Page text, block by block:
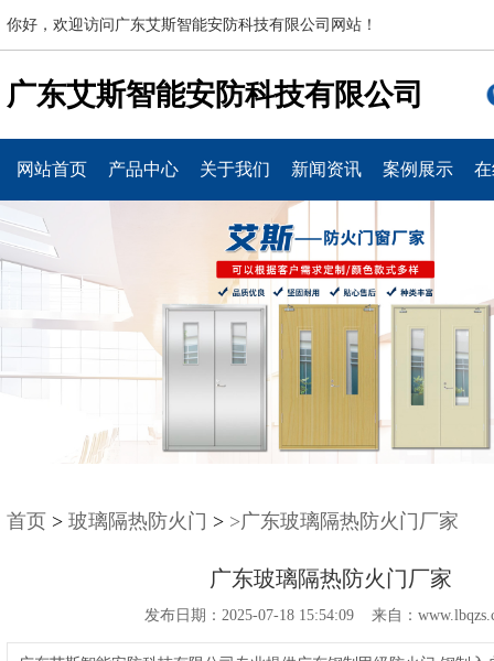
你好，欢迎访问广东艾斯智能安防科技有限公司网站！
广东艾斯智能安防科技有限公司
网站首页 产品中心 关于我们 新闻资讯 案例展示
首页 > 玻璃隔热防火门 > >广东玻璃隔热防火门厂家
广东玻璃隔热防火门厂家
发布日期：2025-07-18 15:54:09 来自：